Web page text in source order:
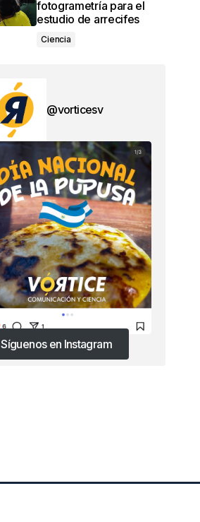
fotogrametría para el
estudio de arrecifes
Ciencia
@vorticesv
Síguenos en Instagram